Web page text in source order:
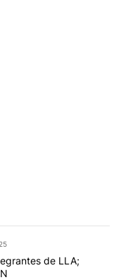
de LLA;